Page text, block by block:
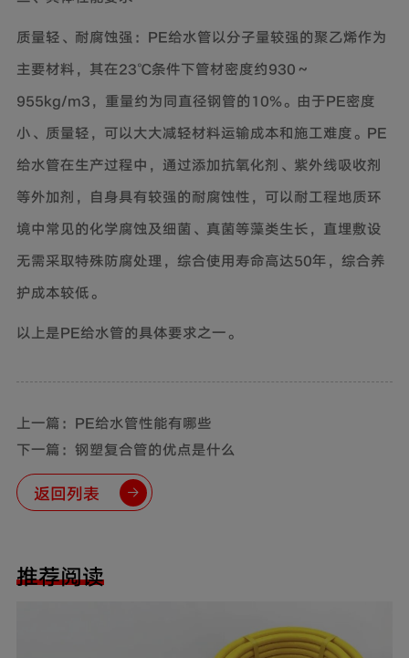
质量轻、耐腐蚀强：PE给水管以分子量较强的聚乙烯作为
主要材料，其在23℃条件下管材密度约930～
955kg/m3，重量约为同直径钢管的10%。由于PE密度
小、质量轻，可以大大减轻材料运输成本和施工难度。PE
给水管在生产过程中，通过添加抗氧化剂、紫外线吸收剂
等外加剂，自身具有较强的耐腐蚀性，可以耐工程地质环
境中常见的化学腐蚀及细菌、真菌等藻类生长，直埋敷设
无需采取特殊防腐处理，综合使用寿命高达50年，综合养
护成本较低。
以上是PE给水管的具体要求之一。
上一篇：PE给水管性能有哪些
下一篇：钢塑复合管的优点是什么
返回列表
推荐阅读